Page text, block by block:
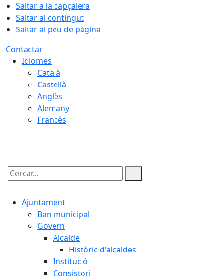
Saltar a la capçalera
Saltar al contingut
Saltar al peu de pàgina
Contactar
Idiomes
Català
Castellà
Anglès
Alemany
Francès
Cercar:
Ajuntament
Ban municipal
Govern
Alcalde
Històric d'alcaldes
Institució
Consistori